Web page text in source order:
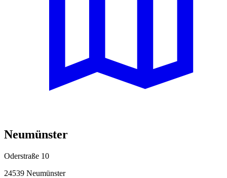
Neumünster
Oderstraße 10
24539 Neumünster